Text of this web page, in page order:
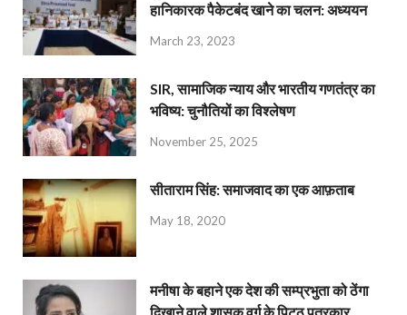
हानिकारक पैकेटबंद खाने का चलन: अध्ययन
March 23, 2023
SIR, सामाजिक न्याय और भारतीय गणतंत्र का
भविष्य: चुनौतियों का विश्लेषण
November 25, 2025
सीताराम सिंह: समाजवाद का एक आफ़ताब
May 18, 2020
मनीषा के बहाने एक देश की सम्प्रभुता को ठेंगा